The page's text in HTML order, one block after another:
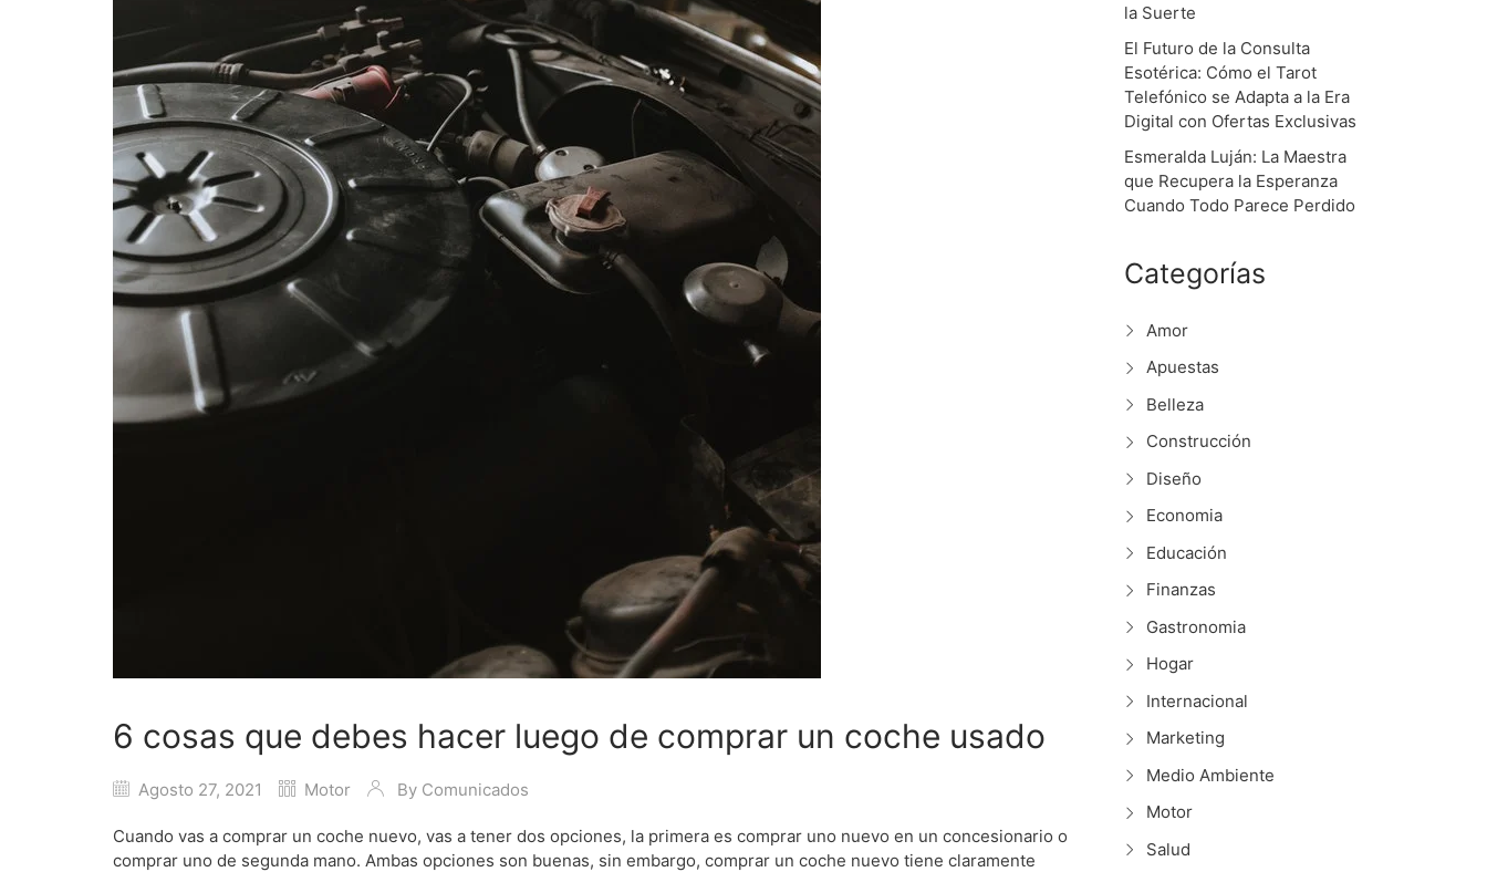
6 cosas que debes hacer luego de comprar un coche usado
Agosto 27, 2021 Motor By Comunicados
Cuando vas a comprar un coche nuevo, vas a tener dos opciones, la primera es comprar uno nuevo en un concesionario o
comprar uno de segunda mano. Ambas opciones son buenas, sin embargo, comprar un coche nuevo tiene claramente
la Suerte
El Futuro de la Consulta
Esotérica: Cómo el Tarot
Telefónico se Adapta a la Era
Digital con Ofertas Exclusivas
Esmeralda Luján: La Maestra
que Recupera la Esperanza
Cuando Todo Parece Perdido
Categorías
Amor
Apuestas
Belleza
Construcción
Diseño
Economia
Educación
Finanzas
Gastronomia
Hogar
Internacional
Marketing
Medio Ambiente
Motor
Salud